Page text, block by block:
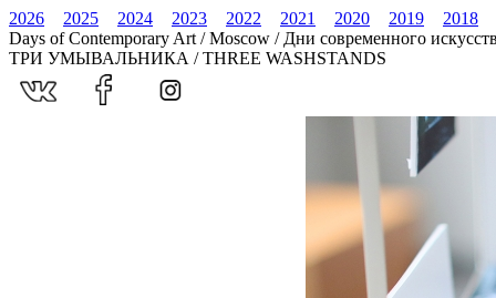
2026 2025 2024 2023 2022 2021 2020 2019
2018
Days of Contemporary Art / Moscow / Дни современного
ТРИ УМЫВАЛЬНИКА / THREE WASHSTANDS